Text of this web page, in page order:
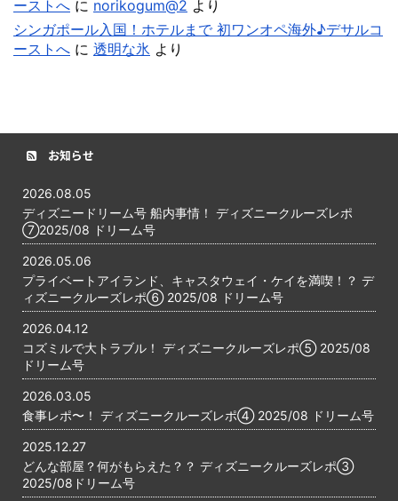
ーストへ に norikogum@2 より
シンガポール入国！ホテルまで 初ワンオペ海外♪デサルコ
ーストへ に 透明な氷 より
お知らせ
2026.08.05
ディズニードリーム号 船内事情！ ディズニークルーズレポ
⑦2025/08 ドリーム号
2026.05.06
プライベートアイランド、キャスタウェイ・ケイを満喫！？ デ
ィズニークルーズレポ⑥ 2025/08 ドリーム号
2026.04.12
コズミルで大トラブル！ ディズニークルーズレポ⑤ 2025/08
ドリーム号
2026.03.05
食事レポ〜！ ディズニークルーズレポ④ 2025/08 ドリーム号
2025.12.27
どんな部屋？何がもらえた？？ ディズニークルーズレポ③
2025/08ドリーム号